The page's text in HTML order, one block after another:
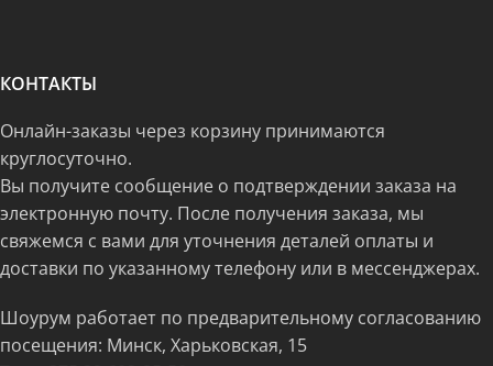
КОНТАКТЫ
Онлайн-заказы через корзину принимаются
круглосуточно.
Вы получите сообщение о подтверждении заказа на
электронную почту. После получения заказа, мы
свяжемся с вами для уточнения деталей оплаты и
доставки по указанному телефону или в мессенджерах.
Шоурум работает по предварительному согласованию
посещения: Минск, Харьковская, 15